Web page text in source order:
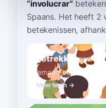
“involucrar”
Spaans. Het heeft 2
betekenissen,
betrekkenB1
iemand betrekken
Meer leren →